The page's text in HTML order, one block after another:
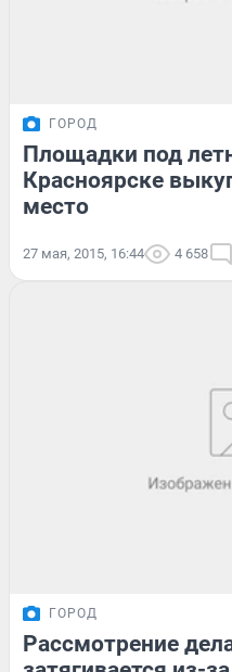
ГОРОД
Площадки под
Красноярске
место
27 мая, 2015, 16:44 4 658
ГОРОД
Рассмотрение